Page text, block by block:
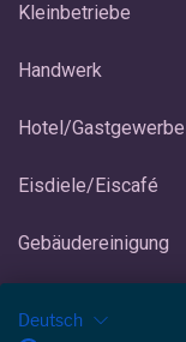
Kleinbetriebe
Handwerk
Hotel/Gastgewerbe
Eisdiele/Eiscafé
Gebäudereinigung
Deutsch